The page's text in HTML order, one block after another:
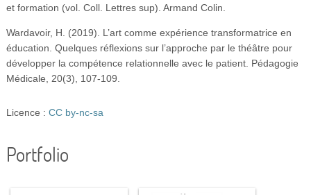
et formation (vol. Coll. Lettres sup). Armand Colin.
Wardavoir, H. (2019). L’art comme expérience transformatrice en
éducation. Quelques réflexions sur l’approche par le théâtre pour
développer la compétence relationnelle avec le patient. Pédagogie
Médicale, 20(3), 107-109.
Licence : CC by-nc-sa
Portfolio